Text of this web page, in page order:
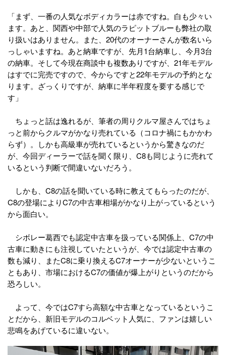
「まず、一番の人気なボディカラーは赤ですね。白も少々い
ます。あと、関西や中部で人気のラピットブルーも弊社の取
り扱いはありません。また、20代のオーナーさんが数名いら
っしゃいますね。あと納車ですが、先月1台納車し、今月3台
の納車。そして今現在商談中も複数ありですが、21年モデル
はすでに完売ですので、今からですと22年モデルの予約とな
ります。ざっくりですが、納車に半年程度を要する感じで
す」
ちょっと話は逸れるが、筆者の周りクルマ屋さんではちょ
っと前からクルマがかなり売れている（コロナ禍にもかかわ
らず）。しかも高級車が売れているというから驚きなのだ
が、今回ディーラーで話を聞く限り、C8も同じように売れて
いるという判断で間違いないだろう。
しかも、C8の話を聞いている時に教えてもらったのだが、
C8の登場によりC7の中古車相場がかなり上がっているという
から面白い。
シボレー葛西でも認定中古車を扱っている関係上、C7の中
古車に動きにも注視していたというが、今では認定中古車の
数も減り、またC8に乗り換えるC7オーナーが少ないというこ
ともあり、市場におけるC7の価値が爆上がりというのだから
恐ろしい。
よって、今ではC7すら高額な中古車となっているというこ
とだから、新旧モデルのコルベット人気に、ファンは嬉しい
悲鳴をあげているに違いない。